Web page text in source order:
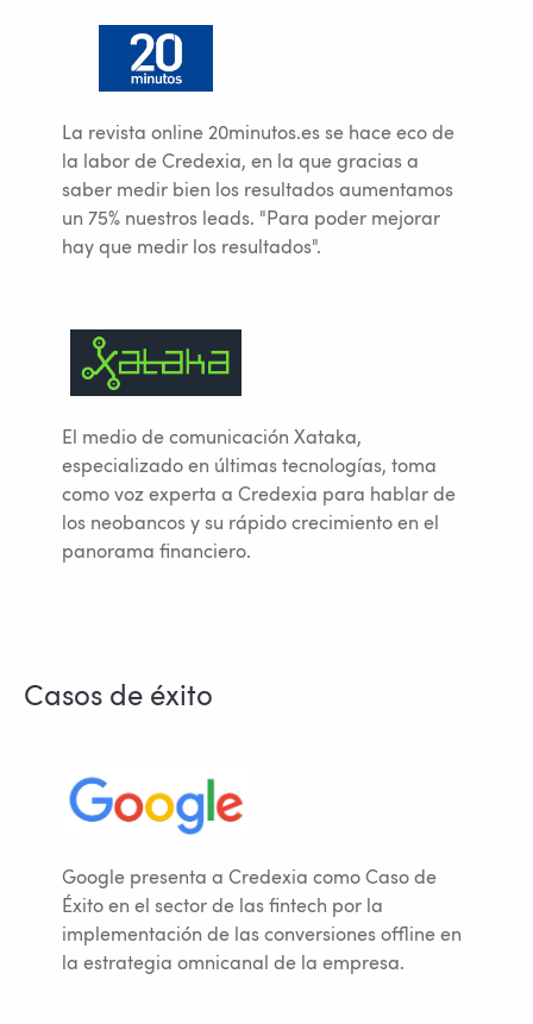
La revista online 20minutos.es se hace eco de
la labor de Credexia, en la que gracias a
saber medir bien los resultados aumentamos
un 75% nuestros leads. "Para poder mejorar
hay que medir los resultados".
El medio de comunicación Xataka,
especializado en últimas tecnologías, toma
como voz experta a Credexia para hablar de
los neobancos y su rápido crecimiento en el
panorama financiero.
Casos de éxito
Google presenta a Credexia como Caso de
Éxito en el sector de las fintech por la
implementación de las conversiones offline en
la estrategia omnicanal de la empresa.